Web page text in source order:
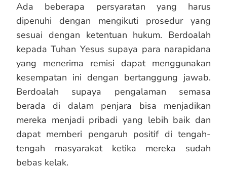
Ada beberapa persyaratan yang harus
dipenuhi dengan mengikuti prosedur yang
sesuai dengan ketentuan hukum. Berdoalah
kepada Tuhan Yesus supaya para narapidana
yang menerima remisi dapat menggunakan
kesempatan ini dengan bertanggung jawab.
Berdoalah supaya pengalaman semasa
berada di dalam penjara bisa menjadikan
mereka menjadi pribadi yang lebih baik dan
dapat memberi pengaruh positif di tengah-
tengah masyarakat ketika mereka sudah
bebas kelak.